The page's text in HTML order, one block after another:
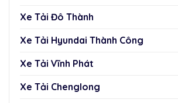
Xe Tải Đô Thành
Xe Tải Hyundai Thành Công
Xe Tải Vĩnh Phát
Xe Tải Chenglong